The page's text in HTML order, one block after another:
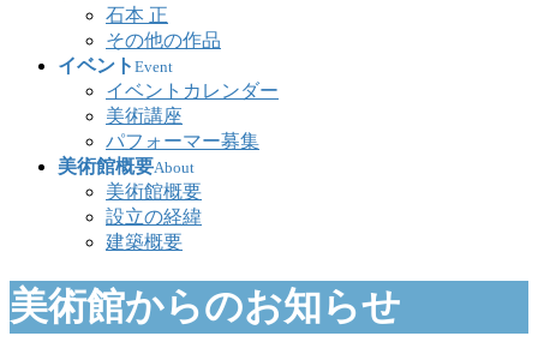
石本 正
その他の作品
イベント Event
イベントカレンダー
美術講座
パフォーマー募集
美術館概要About
美術館概要
設立の経緯
建築概要
美術館からのお知らせ